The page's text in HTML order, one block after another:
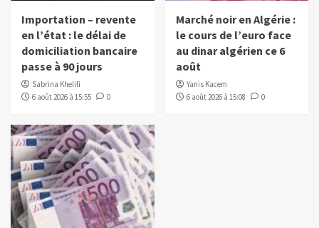
Importation – revente
en l’état : le délai de
domiciliation bancaire
passe à 90 jours
Sabrina Khelifi
6 août 2026 à 15:55
0
Marché noir en Algérie :
le cours de l’euro face
au dinar algérien ce 6
août
Yanis Kacem
6 août 2026 à 15:08
0